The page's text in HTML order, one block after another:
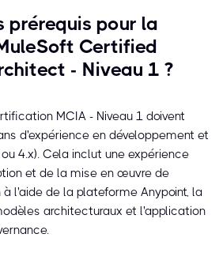
prérequis pour la
Certified
- Niveau 1 ?
MCIA - Niveau 1 doivent
d'expérience en développement et
4.x). Cela inclut une expérience
et de la mise en œuvre de
l'aide de la plateforme Anypoint, la
architecturaux et l'application